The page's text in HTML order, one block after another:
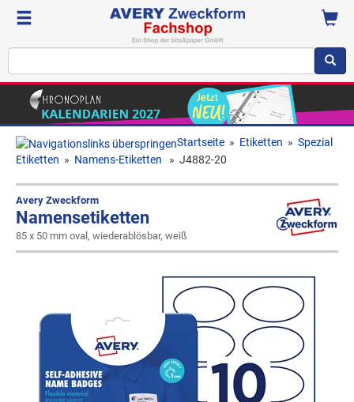
Startseite » Etiketten » Spezial
Etiketten » Namens-Etiketten » J4882-20
Avery Zweckform
Namensetiketten
85 x 50 mm oval, wiederablösbar, weiß